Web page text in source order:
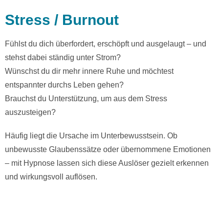
Stress / Burnout
Fühlst du dich überfordert, erschöpft und ausgelaugt – und
stehst dabei ständig unter Strom?
Wünschst du dir mehr innere Ruhe und möchtest
entspannter durchs Leben gehen?
Brauchst du Unterstützung, um aus dem Stress
auszusteigen?
Häufig liegt die Ursache im Unterbewusstsein. Ob
unbewusste Glaubenssätze oder übernommene Emotionen
– mit Hypnose lassen sich diese Auslöser gezielt erkennen
und wirkungsvoll auflösen.